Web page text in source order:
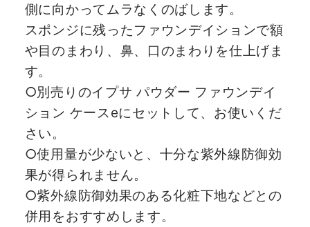
側に向かってムラなくのばします。
スポンジに残ったファウンデイションで額
や目のまわり、鼻、口のまわりを仕上げま
す。
○別売りのイプサ パウダー ファウンデイ
ション ケースeにセットして、お使いくだ
さい。
○使用量が少ないと、十分な紫外線防御効
果が得られません。
○紫外線防御効果のある化粧下地などとの
併用をおすすめします。